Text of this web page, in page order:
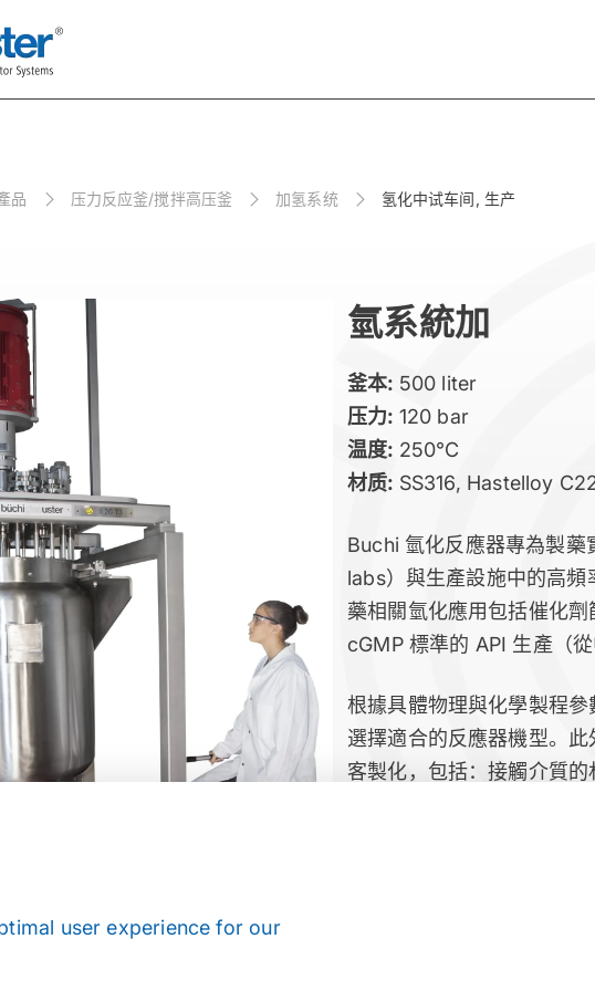
品 压力反应釜/搅拌高压釜 加氢系统 氢化中试车间, 生产
氫系統加
釜本: 500 liter
压力: 120 bar
温度: 250°C
材质: SS316, Hastelloy
Buchi 氫化反應器專為製
labs）與生產設施中的高
藥相關氫化應用包括催化
cGMP 標準的 API 生產（
根據具體物理與化學製程
選擇適合的反應器機型。
客製化，包括：接觸介質
user experience for our